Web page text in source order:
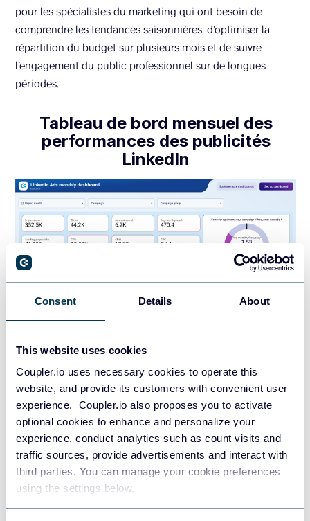
Consent Details About
This website uses cookies
Coupler.io uses necessary cookies to operate this
website, and provide its customers with convenient user
experience. Coupler.io also proposes you to activate
optional cookies to enhance and personalize your
experience, conduct analytics such as count visits and
traffic sources, provide advertisements and interact with
third parties. You can manage your cookie preferences
using the settings below.
pour les spécialistes du marketing qui ont besoin de
comprendre les tendances saisonnières, d’optimiser la
répartition du budget sur plusieurs mois et de suivre
l’engagement du public professionnel sur de longues
périodes.
Tableau de bord mensuel des
performances des publicités
LinkedIn
APERÇU DU TABLEAU DE
BORD
Tendances mensuelles des performances
Le tableau de bord affiche les indicateurs clés avec des
comparaisons d’un mois à l’autre, montrant comment les